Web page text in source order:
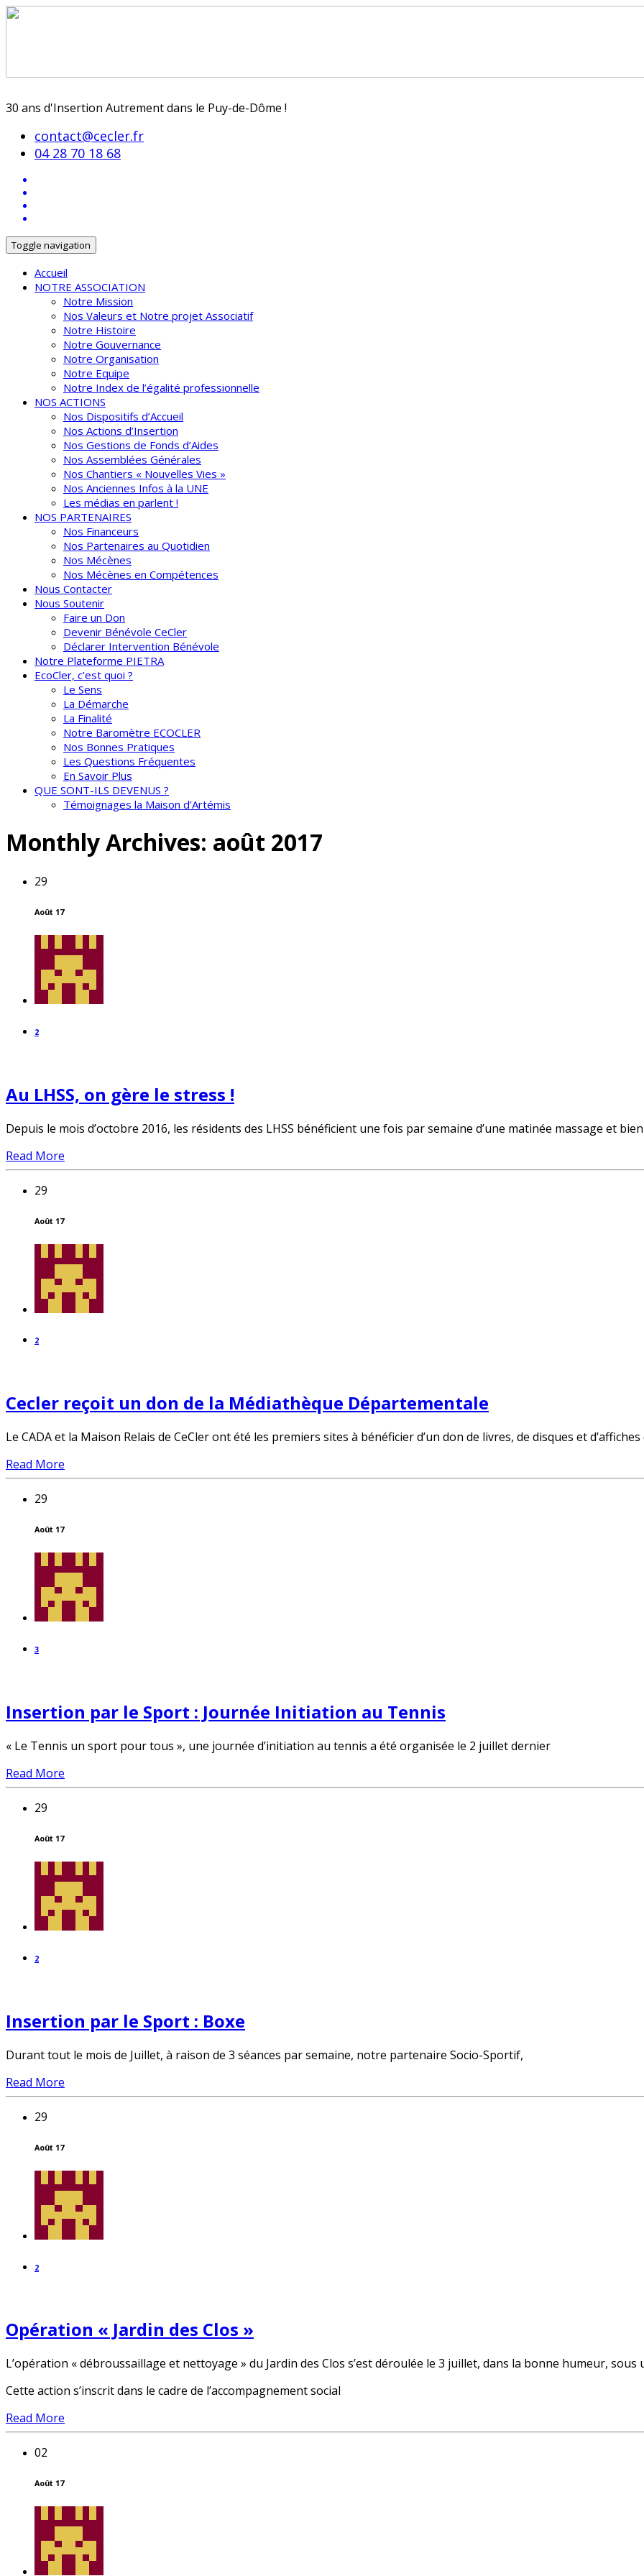
30 ans d'Insertion Autrement dans le Puy-de-Dôme !
contact@cecler.fr
04 28 70 18 68
Toggle navigation
Accueil
NOTRE ASSOCIATION
Notre Mission
Nos Valeurs et Notre projet Associatif
Notre Histoire
Notre Gouvernance
Notre Organisation
Notre Equipe
Notre Index de l’égalité professionnelle
NOS ACTIONS
Nos Dispositifs d’Accueil
Nos Actions d’Insertion
Nos Gestions de Fonds d’Aides
Nos Assemblées Générales
Nos Chantiers « Nouvelles Vies »
Nos Anciennes Infos à la UNE
Les médias en parlent !
NOS PARTENAIRES
Nos Financeurs
Nos Partenaires au Quotidien
Nos Mécènes
Nos Mécènes en Compétences
Nous Contacter
Nous Soutenir
Faire un Don
Devenir Bénévole CeCler
Déclarer Intervention Bénévole
Notre Plateforme PIETRA
EcoCler, c’est quoi ?
Le Sens
La Démarche
La Finalité
Notre Baromètre ECOCLER
Nos Bonnes Pratiques
Les Questions Fréquentes
En Savoir Plus
QUE SONT-ILS DEVENUS ?
Témoignages la Maison d’Artémis
Monthly Archives: août 2017
29
Août 17
2
Au LHSS, on gère le stress !
Depuis le mois d’octobre 2016, les résidents des LHSS bénéficient une fois par semaine d’une matinée massage et
Read More
29
Août 17
2
Cecler reçoit un don de la Médiathèque Départementale
Le CADA et la Maison Relais de CeCler ont été les premiers sites à bénéficier d’un don de livres, de disques et
Read More
29
Août 17
3
Insertion par le Sport : Journée Initiation au Tennis
« Le Tennis un sport pour tous », une journée d’initiation au tennis a été organisée le 2 juillet dernier
Read More
29
Août 17
2
Insertion par le Sport : Boxe
Durant tout le mois de Juillet, à raison de 3 séances par semaine, notre partenaire Socio-Sportif,
Read More
29
Août 17
2
Opération « Jardin des Clos »
L’opération « débroussaillage et nettoyage » du Jardin des Clos s’est déroulée le 3 juillet, dans la bonne humeur, sous
Cette action s’inscrit dans le cadre de l’accompagnement social
Read More
02
Août 17